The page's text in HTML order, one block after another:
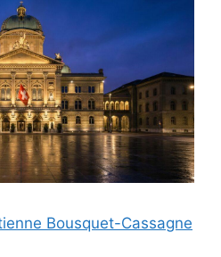
Bousquet-Cassagne